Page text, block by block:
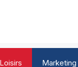
Loisirs Marketing